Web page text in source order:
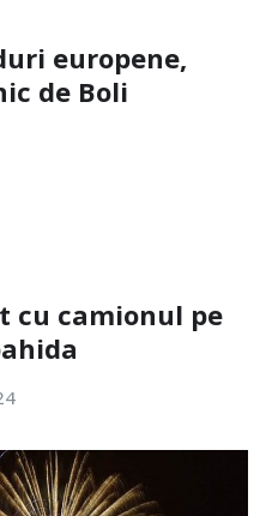
europene,
de Boli
cu camionul pe